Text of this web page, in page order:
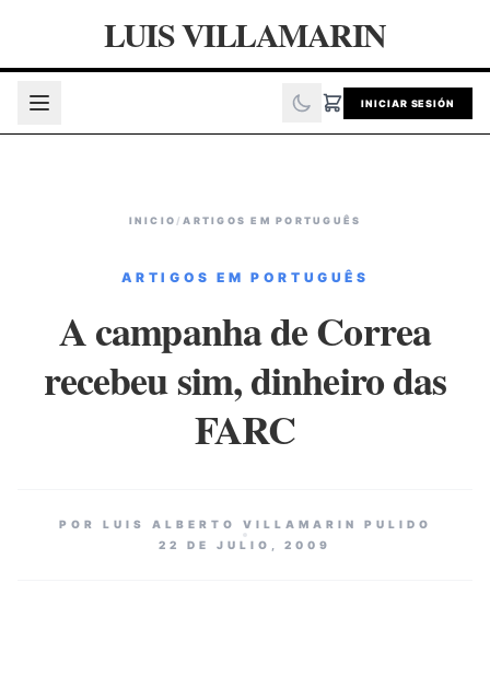
LUIS VILLAMARIN
INICIAR SESIÓN
INICIO /ARTIGOS EM PORTUGUÊS
ARTIGOS EM PORTUGUÊS
A campanha de Correa
recebeu sim, dinheiro das
FARC
POR LUIS ALBERTO VILLAMARIN PULIDO
22 DE JULIO, 2009